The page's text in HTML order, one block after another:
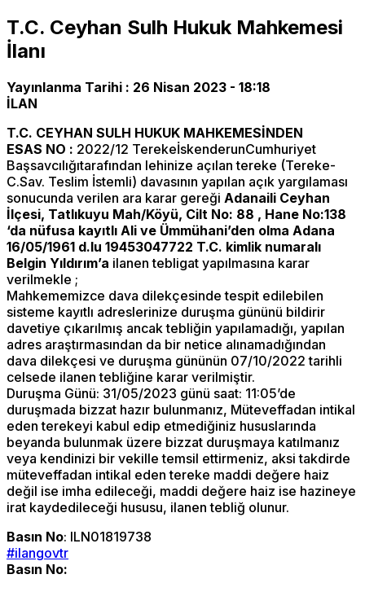
T.C. Ceyhan Sulh Hukuk Mahkemesi
İlanı
Yayınlanma Tarihi : 26 Nisan 2023 - 18:18
İLAN
T.C. CEYHAN SULH HUKUK MAHKEMESİNDEN
ESAS NO : 2022/12 TerekeİskenderunCumhuriyet
Başsavcılığıtarafından lehinize açılan tereke (Tereke-
C.Sav. Teslim İstemli) davasının yapılan açık yargılaması
sonucunda verilen ara karar gereği Adanaili Ceyhan
İlçesi, Tatlıkuyu Mah/Köyü, Cilt No: 88 , Hane No:138
‘da nüfusa kayıtlı Ali ve Ümmühani’den olma Adana
16/05/1961 d.lu 19453047722 T.C. kimlik numaralı
Belgin Yıldırım’a ilanen tebligat yapılmasına karar
verilmekle ;
Mahkememizce dava dilekçesinde tespit edilebilen
sisteme kayıtlı adreslerinize duruşma gününü bildirir
davetiye çıkarılmış ancak tebliğin yapılamadığı, yapılan
adres araştırmasından da bir netice alınamadığından
dava dilekçesi ve duruşma gününün 07/10/2022 tarihli
celsede ilanen tebliğine karar verilmiştir.
Duruşma Günü: 31/05/2023 günü saat: 11:05’de
duruşmada bizzat hazır bulunmanız, Müteveffadan intikal
eden terekeyi kabul edip etmediğiniz hususlarında
beyanda bulunmak üzere bizzat duruşmaya katılmanız
veya kendinizi bir vekille temsil ettirmeniz, aksi takdirde
müteveffadan intikal eden tereke maddi değere haiz
değil ise imha edileceği, maddi değere haiz ise hazineye
irat kaydedileceği hususu, ilanen tebliğ olunur.
Basın No: ILN01819738
#ilangovtr
Basın No: